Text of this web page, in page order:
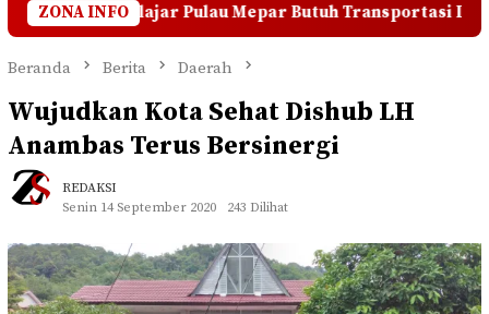
ZONA INFO
Mepar Butuh Transportasi Darat, Warga Minta
Beranda Berita Daerah
Wujudkan Kota Sehat Dishub LH
Anambas Terus Bersinergi
REDAKSI
Senin 14 September 2020
243 Dilihat